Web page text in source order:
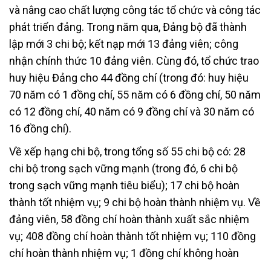
và nâng cao chất lượng công tác tổ chức và công tác
phát triển đảng. Trong năm qua, Đảng bộ đã thành
lập mới 3 chi bộ; kết nạp mới 13 đảng viên; công
nhận chính thức 10 đảng viên. Cùng đó, tổ chức trao
huy hiệu Đảng cho 44 đồng chí (trong đó: huy hiệu
70 năm có 1 đồng chí, 55 năm có 6 đồng chí, 50 năm
có 12 đồng chí, 40 năm có 9 đồng chí và 30 năm có
16 đồng chí).
Về xếp hạng chi bộ, trong tổng số 55 chi bộ có: 28
chi bộ trong sạch vững mạnh (trong đó, 6 chi bộ
trong sạch vững mạnh tiêu biểu); 17 chi bộ hoàn
thành tốt nhiệm vụ; 9 chi bộ hoàn thành nhiệm vụ. Về
đảng viên, 58 đồng chí hoàn thành xuất sắc nhiệm
vụ; 408 đồng chí hoàn thành tốt nhiệm vụ; 110 đồng
chí hoàn thành nhiệm vụ; 1 đồng chí không hoàn